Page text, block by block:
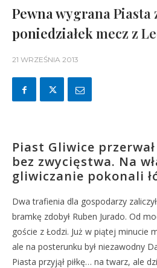
Pewna wygrana Piasta
poniedziałek mecz z
21 WRZEŚNIA 2013
Piast Gliwice
bez zwycięstwa. Na
gliwiczanie pokonali
Dwa trafienia dla gospodarzy
bramkę zdobył Ruben Jurado. Od
goście z Łodzi. Już w piątej minucie
ale na posterunku był niezawodny
Piasta przyjął piłkę… na twarz, ale